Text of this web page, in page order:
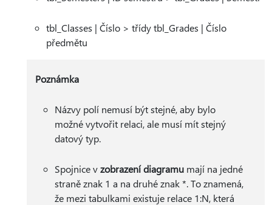
tbl_Classes | Číslo > třídy tbl_Grades | Číslo
předmětu
Poznámka
Názvy polí nemusí být stejné, aby bylo
možné vytvořit relaci, ale musí mít stejný
datový typ.
Spojnice vzobrazení diagramumají na jedné
straně znak 1 a na druhé znak *. To znamená,
že mezi tabulkami existuje relace 1:N, která